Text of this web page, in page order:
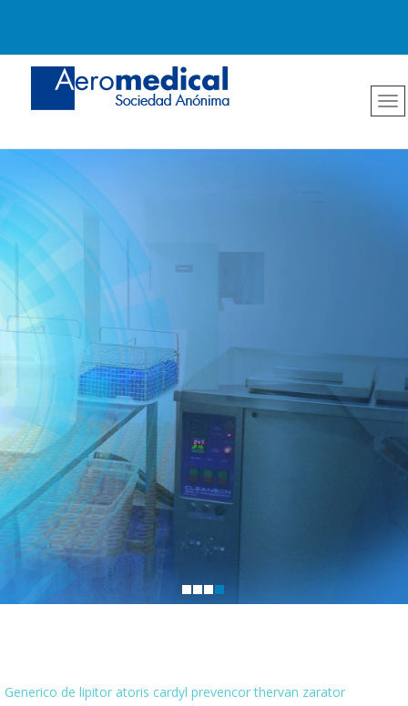
Generico de lipitor atoris cardyl prevencor thervan zarator